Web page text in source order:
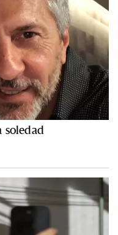
soledad